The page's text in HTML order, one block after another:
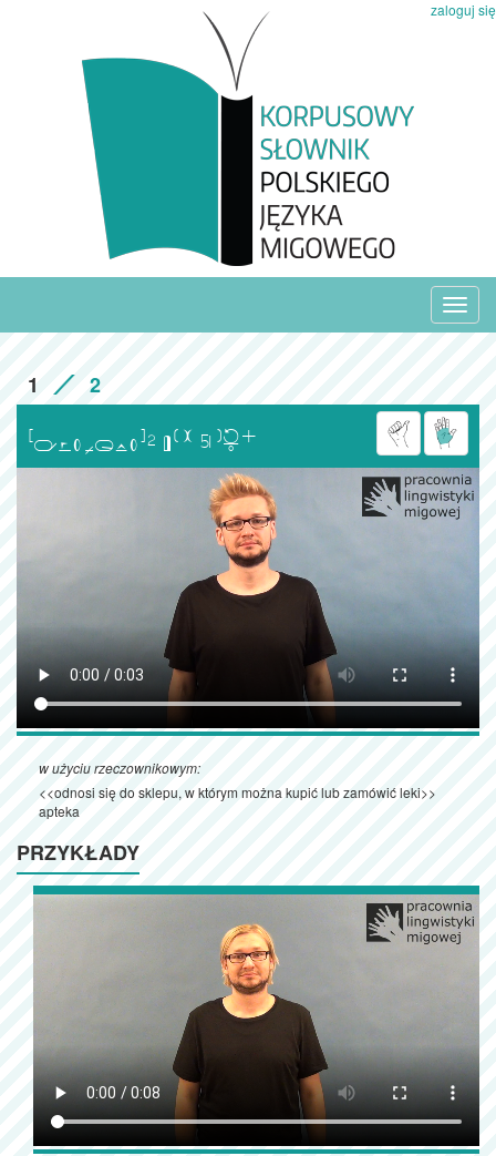
zaloguj się
1 2

w użyciu rzeczownikowym:
<<odnosi się do sklepu, w którym można kupić lub zamówić leki>>
apteka
PRZYKŁADY